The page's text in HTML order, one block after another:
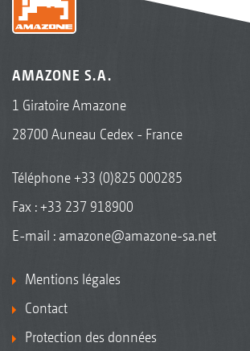
AMAZONE S.A.
1 Giratoire Amazone
28700 Auneau Cedex - France
Téléphone+33 (0)825 000285
Fax : +33 237 918900
E-mail : amazone@amazone-sa.net
Mentions légales
Contact
Protection des données